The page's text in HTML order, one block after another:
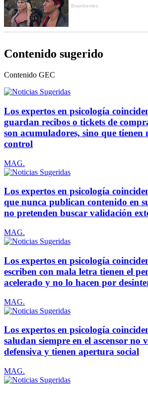
Contenido sugerido
Contenido GEC
Los expertos en psicología
guardan recibos o tickets de
son acumuladores, sino que tienen
control
MAG.
Los expertos en psicología
que nunca publican contenido en
no pretenden buscar validación
MAG.
Los expertos en psicología
escriben con mala letra tienen el
acelerado y no lo hacen por
MAG.
Los expertos en psicología
saludan siempre en el ascensor no
defensiva y tienen apertura social
MAG.